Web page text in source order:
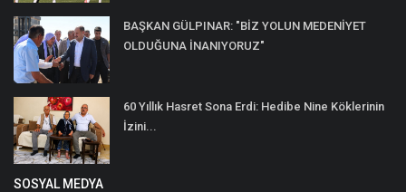
BAŞKAN GÜLPINAR: "BİZ YOLUN MEDENİYET
OLDUĞUNA İNANIYORUZ"
60 Yıllık Hasret Sona Erdi: Hedibe Nine Köklerinin
İzini...
SOSYAL MEDYA